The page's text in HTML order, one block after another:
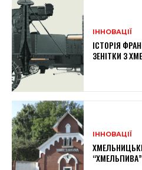
ІННОВАЦІЇ
ІСТОРІЯ
ЗЕНІТКИ З
ІННОВАЦІЇ
“ХМЕЛЬПИВА”